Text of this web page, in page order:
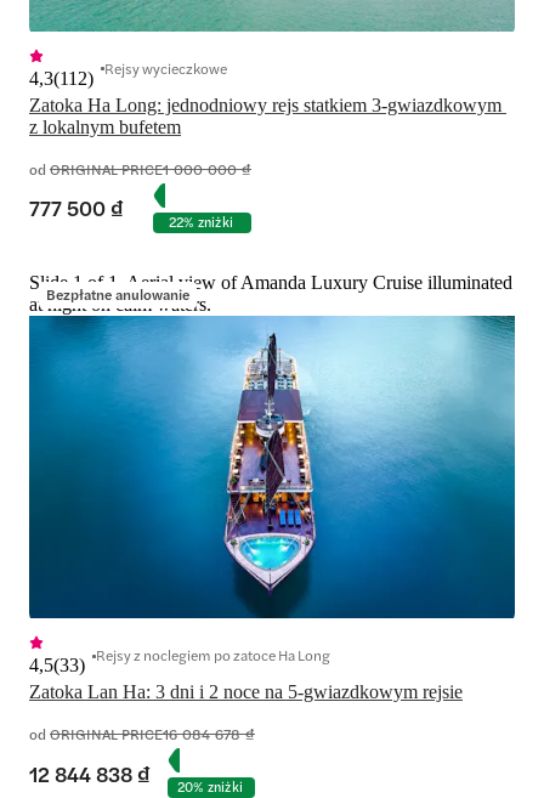
Zatoka Ha Long: jednodniowy rejs statkiem 3-gwiazdkowym
z lokalnym bufetem
4,3(112) Rejsy wycieczkowe
od ORIGINAL PRICE1 000 000 ₫
777 500 ₫ 22% zniżki
Bezpłatne anulowanie
Slide 1 of 1, Aerial view of Amanda Luxury Cruise illuminated
at night on calm waters.
Zatoka Lan Ha: 3 dni i 2 noce na 5-gwiazdkowym rejsie
4,5(33) Rejsy z noclegiem po zatoce Ha Long
od ORIGINAL PRICE16 084 678 ₫
12 844 838 ₫ 20% zniżki